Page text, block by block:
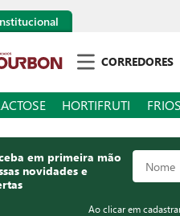
CORREDORES
HORTIFRUTI
em primeira mão
novidades e
Ao clicar em